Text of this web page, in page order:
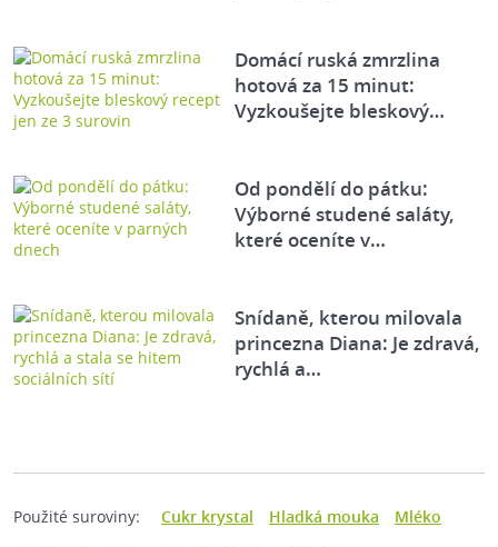
Domácí ruská zmrzlina
hotová za 15 minut:
Vyzkoušejte bleskový…
Od pondělí do pátku:
Výborné studené saláty,
které oceníte v…
Snídaně, kterou milovala
princezna Diana: Je zdravá,
rychlá a…
Použité suroviny: Cukr krystal Hladká mouka
Mléko